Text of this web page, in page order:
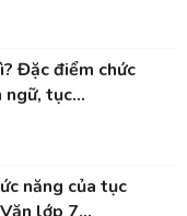
Đặc điểm chức
ngữ, tục...
năng của tục